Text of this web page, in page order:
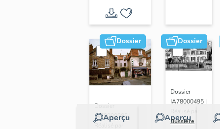
Dossier
Aperçu
Dossier
IA78000985 |
Dossier
Aperçu
Dossier
IA78000495 |
Bussière